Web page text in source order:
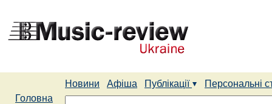
Новини Афіша Публікації
Персональні
Головна